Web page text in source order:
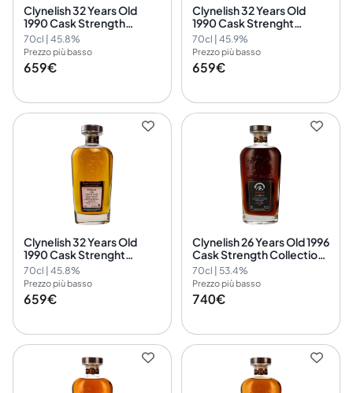
Clynelish 32 Years Old
1990 Cask Strength
Collection Signatory
Vintage 3507
70cl | 45.8%
Prezzo più basso
659€
Clynelish 32 Years Old
1990 Cask Strenght
Signatory Cask Signatory
Vintage 3478 & 3482
70cl | 45.9%
Prezzo più basso
659€
Clynelish 32 Years Old
1990 Cask Strenght
Signatory Cask Signatory
Vintage 3507
70cl | 45.8%
Prezzo più basso
659€
Clynelish 26 Years Old 1996
Cask Strength Collection
Symington's Choice
Signatory Vintage 11383
70cl | 53.4%
Prezzo più basso
740€